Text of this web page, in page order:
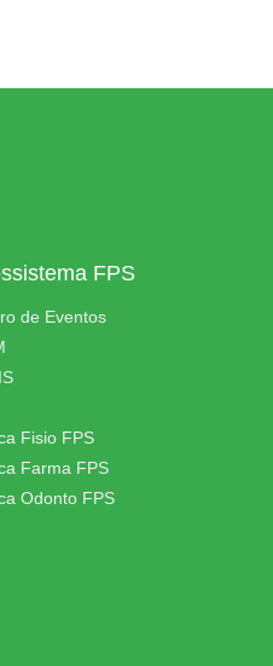
FPS
de Eventos
Fisio FPS
Farma FPS
Odonto FPS